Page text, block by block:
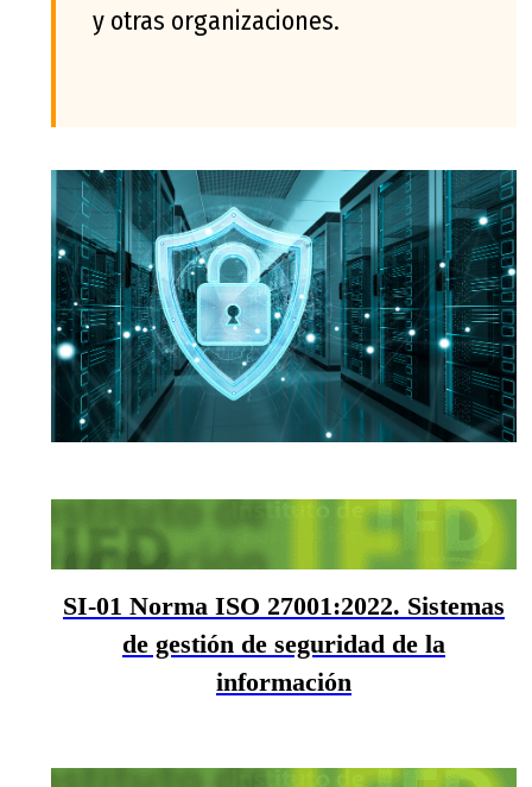
y otras organizaciones.
SI-01 Norma ISO 27001:2022. Sistemas
de gestión de seguridad de la
información